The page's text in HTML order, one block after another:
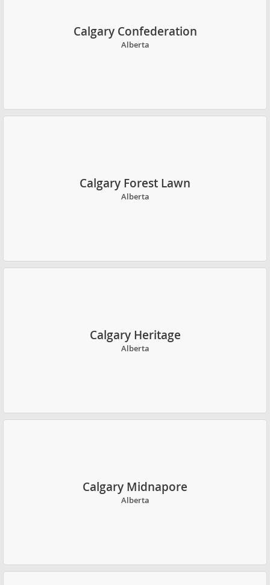
Calgary Confederation
Alberta
Calgary Forest Lawn
Alberta
Calgary Heritage
Alberta
Calgary Midnapore
Alberta